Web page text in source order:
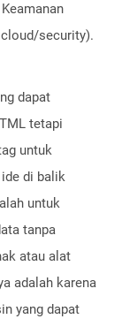
security).
dapat
tetapi
untuk
di balik
untuk
tanpa
atau alat
adalah karena
yang dapat